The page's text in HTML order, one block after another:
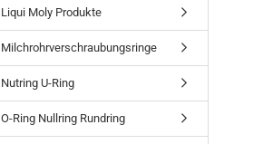
Liqui Moly Produkte
Milchrohrverschraubungsringe
Nutring U-Ring
O-Ring Nullring Rundring